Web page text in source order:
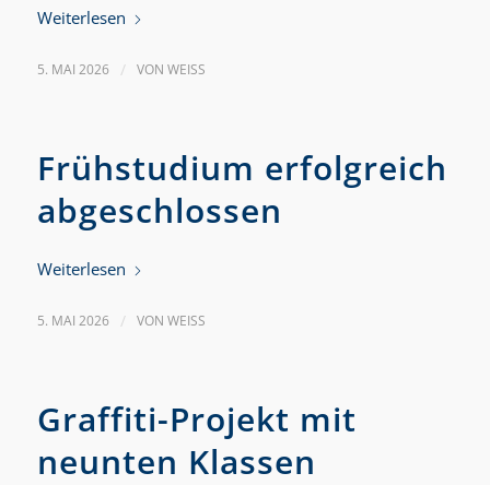
Weiterlesen
5. MAI 2026 / VON WEISS
Frühstudium erfolgreich
abgeschlossen
Weiterlesen
5. MAI 2026 / VON WEISS
Graffiti-Projekt mit
neunten Klassen